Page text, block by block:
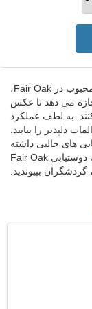
GbrDatingGo سرویس دوستیابی آنلاین محبوب در Fair Oak،
می دهد تا عکس
به لطف عملکرد
دلپذیر را بیابید.
های جالبی داشته
باشید و قرارهای عاشقانه داشته باشید. به سایت دوستیابی Fair Oak
بپیوندید.